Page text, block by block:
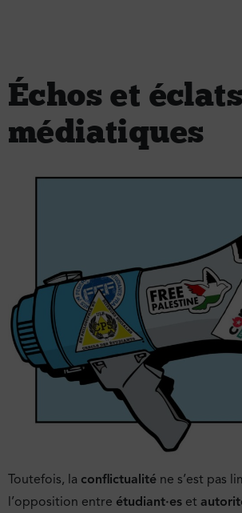
Échos et éclats
médiatiques
Toutefois, la conflictualité ne s’est pas
l’opposition entre étudiant·es et